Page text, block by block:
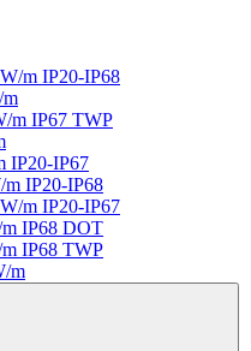
m IP20-IP68
m IP67 TWP
IP20-IP67
IP20-IP68
m IP20-IP67
IP68 DOT
IP68 TWP
m